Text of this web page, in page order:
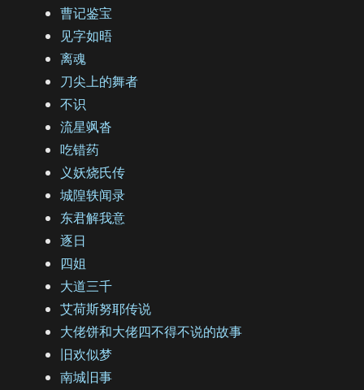
曹记鉴宝
见字如晤
离魂
刀尖上的舞者
不识
流星飒沓
吃错药
义妖烧氏传
城隍轶闻录
东君解我意
逐日
四姐
大道三千
艾荷斯努耶传说
大佬饼和大佬四不得不说的故事
旧欢似梦
南城旧事